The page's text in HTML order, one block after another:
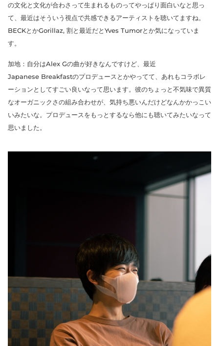
の文化と文化が合わさって生まれるものってやっぱり面白いなと思っ
て、最近はそういう視点で共感できるアーティストを聴いてますね。
BECKとかGorillaz, 割と最近だとYves Tumorとか気になっていま
す。
加地：自分はAlex Gの曲が好きなんですけど、最近
Japanese Breakfastのプロデュースとかやってて、あれもコラボレ
ーションとしてすごい良いなって思います。彼のちょっと不気味で異質
なオーガニックさの組み合わせが、気持ち悪いんだけどなんかかっこい
いみたいな。プロデュースをもっとするなら他にも聴いてみたいなって
思いました。